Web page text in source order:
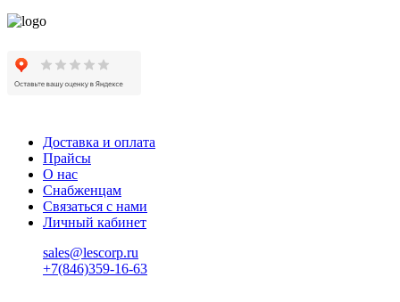
Доставка и оплата
Прайсы
О нас
Снабженцам
Связаться с нами
Личный кабинет
sales@lescorp.ru
+7(846)359-16-63